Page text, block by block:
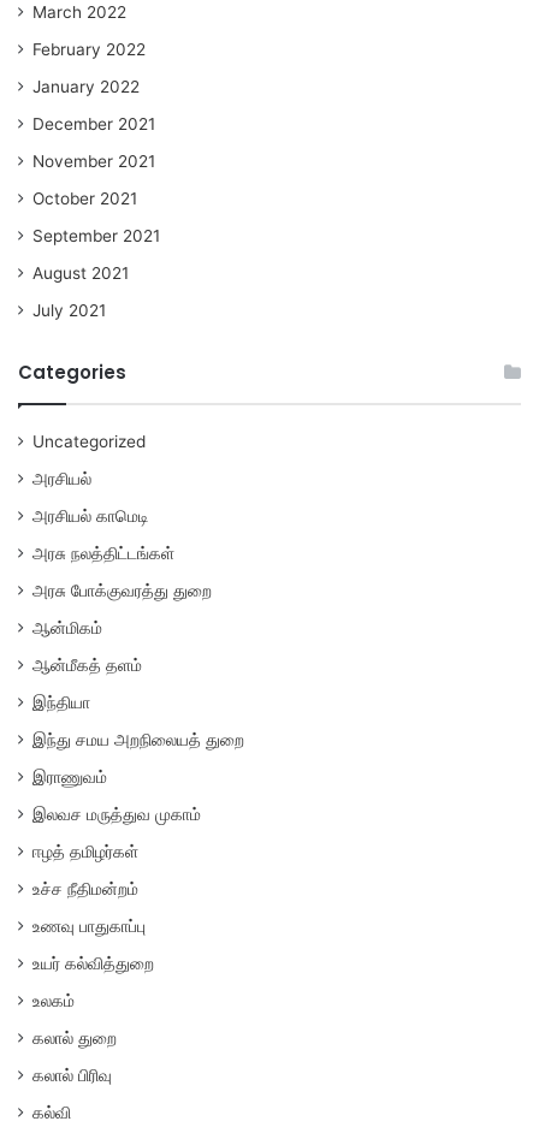
March 2022
February 2022
January 2022
December 2021
November 2021
October 2021
September 2021
August 2021
July 2021
Categories
Uncategorized
அரசியல்
அரசியல் காமெடி
அரசு நலத்திட்டங்கள்
அரசு போக்குவரத்து துறை
ஆன்மிகம்
ஆன்மீகத் தளம்
இந்தியா
இந்து சமய அறநிலையத் துறை
இராணுவம்
இலவச மருத்துவ முகாம்
ஈழத் தமிழர்கள்
உச்ச நீதிமன்றம்
உணவு பாதுகாப்பு
உயர் கல்வித்துறை
உலகம்
கலால் துறை
கலால் பிரிவு
கல்வி